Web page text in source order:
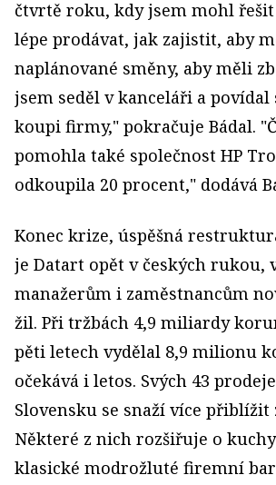
čtvrtě roku, kdy jsem mohl
lépe prodávat, jak zajistit, aby
naplánované směny, aby měli
jsem seděl v kanceláři a povídal
koupi firmy," pokračuje Bádal.
pomohla také společnost HP
odkoupila 20 procent," dodává
Konec krize, úspěšná
je Datart opět v českých rukou,
manažerům i zaměstnancům
žil. Při tržbách 4,9 miliardy
pěti letech vydělal 8,9 milionu
očekává i letos. Svých 43
Slovensku se snaží více přiblížit
Některé z nich rozšiřuje o
klasické modrožluté firemní